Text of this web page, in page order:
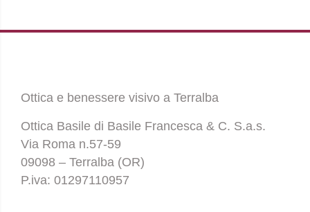
Ottica e benessere visivo a Terralba
Ottica Basile di Basile Francesca & C. S.a.s.
Via Roma n.57-59
09098 – Terralba (OR)
P.iva: 01297110957